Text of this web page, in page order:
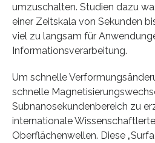
umzuschalten. Studien dazu
einer Zeitskala von Sekunden
viel zu langsam für
Informationsverarbeitung.
Um schnelle
schnelle
Subnanosekundenbereich zu
internationale
Oberflächenwellen. Diese